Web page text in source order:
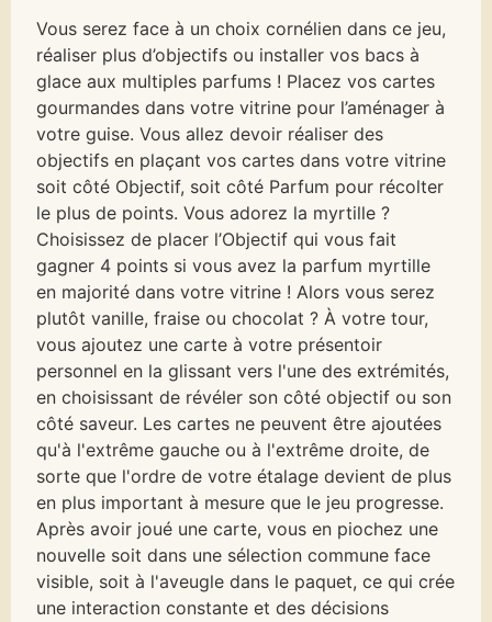
Vous serez face à un choix cornélien dans ce jeu,
réaliser plus d’objectifs ou installer vos bacs à
glace aux multiples parfums ! Placez vos cartes
gourmandes dans votre vitrine pour l’aménager à
votre guise. Vous allez devoir réaliser des
objectifs en plaçant vos cartes dans votre vitrine
soit côté Objectif, soit côté Parfum pour récolter
le plus de points. Vous adorez la myrtille ?
Choisissez de placer l’Objectif qui vous fait
gagner 4 points si vous avez la parfum myrtille
en majorité dans votre vitrine ! Alors vous serez
plutôt vanille, fraise ou chocolat ? À votre tour,
vous ajoutez une carte à votre présentoir
personnel en la glissant vers l'une des extrémités,
en choisissant de révéler son côté objectif ou son
côté saveur. Les cartes ne peuvent être ajoutées
qu'à l'extrême gauche ou à l'extrême droite, de
sorte que l'ordre de votre étalage devient de plus
en plus important à mesure que le jeu progresse.
Après avoir joué une carte, vous en piochez une
nouvelle soit dans une sélection commune face
visible, soit à l'aveugle dans le paquet, ce qui crée
une interaction constante et des décisions